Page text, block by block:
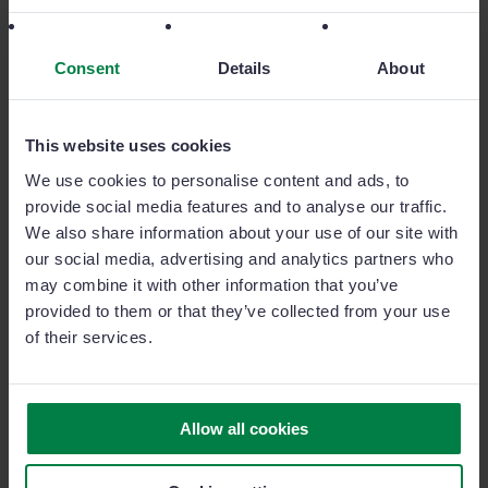
Consent Details About
This website uses cookies
We use cookies to personalise content and ads, to
provide social media features and to analyse our traffic.
We also share information about your use of our site with
our social media, advertising and analytics partners who
may combine it with other information that you’ve
provided to them or that they’ve collected from your use
of their services.
Allow all cookies
“Na Microdent, aumentámos as nossas
visitas comerciais em 50% desde que
implementámos o Sage Sales Management"
Matías Viale
General Export Manager Consultant da